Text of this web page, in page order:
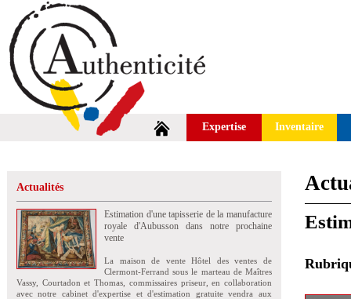
Expertise Inventaire
Actualités
Estimation d'une tapisserie de la manufacture
royale d'Aubusson dans notre prochaine
vente
La maison de vente Hôtel des ventes de
Clermont-Ferrand sous le marteau de Maîtres
Vassy, Courtadon et Thomas, commissaires priseur, en collaboration
avec notre cabinet d'expertise et d'estimation gratuite vendra aux